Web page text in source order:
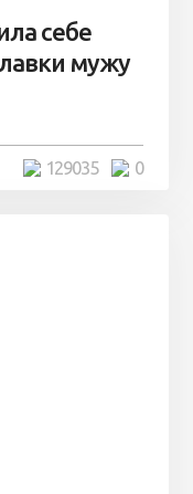
себе
мужу
0
129035